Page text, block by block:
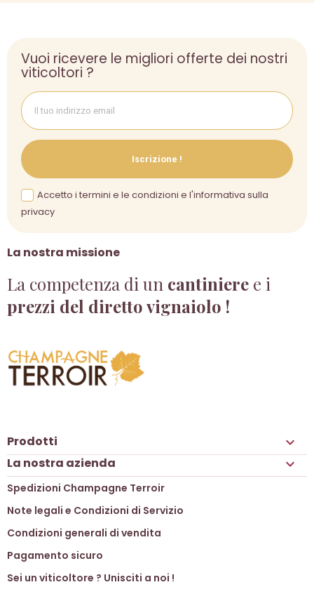
La nostra missione
La competenza di un cantiniere e i
prezzi del diretto vignaiolo !
Vuoi ricevere le migliori offerte dei nostri
viticoltori ?
Iscrizione !
Accetto i termini e le condizioni e l'informativa sulla
privacy
Prodotti 
La nostra azienda 
Spedizioni Champagne Terroir
Note legali e Condizioni di Servizio
Condizioni generali di vendita
Pagamento sicuro
Sei un viticoltore ? Unisciti a noi !